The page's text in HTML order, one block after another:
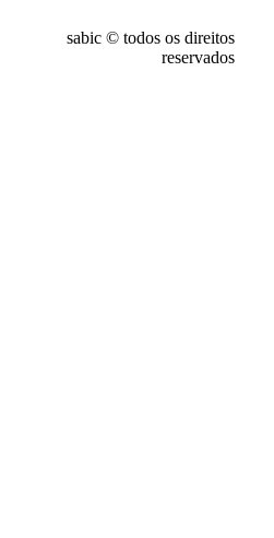
sabic © todos os direitos
reservados